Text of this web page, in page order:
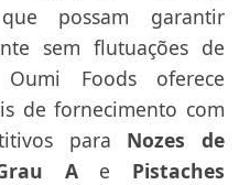
possam garantir
sem flutuações de
Foods oferece
de fornecimento com
para Nozes de
Ae Pistaches